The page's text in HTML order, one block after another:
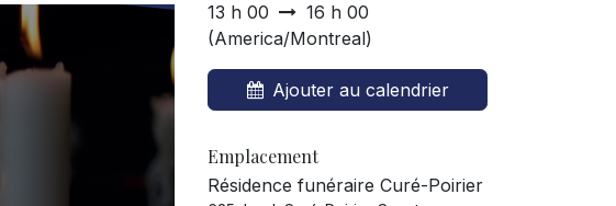
13 h 00
16 h 00
(America/Montreal)
Ajouter au calendrier
Emplacement
Résidence funéraire Curé-Poirier